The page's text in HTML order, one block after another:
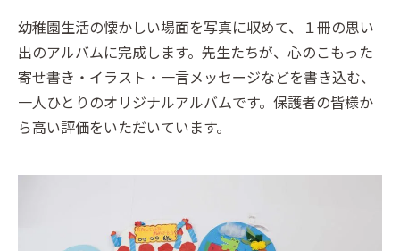
幼稚園生活の懐かしい場面を写真に収めて、１冊の思い
出のアルバムに完成します。先生たちが、心のこもった
寄せ書き・イラスト・一言メッセージなどを書き込む、
一人ひとりのオリジナルアルバムです。保護者の皆様か
ら高い評価をいただいています。